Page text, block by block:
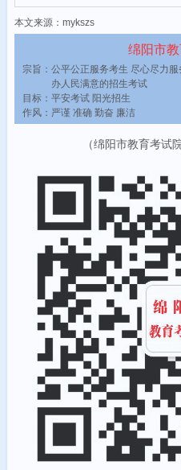
本文来源：mykszs
绵阳市
宗旨：公平公正服务考生 尽心尽力服
办人民满意的招生考试
目标：平安考试 阳光招生
作风：严谨 准确 勤奋 廉洁
（绵阳市教育考试